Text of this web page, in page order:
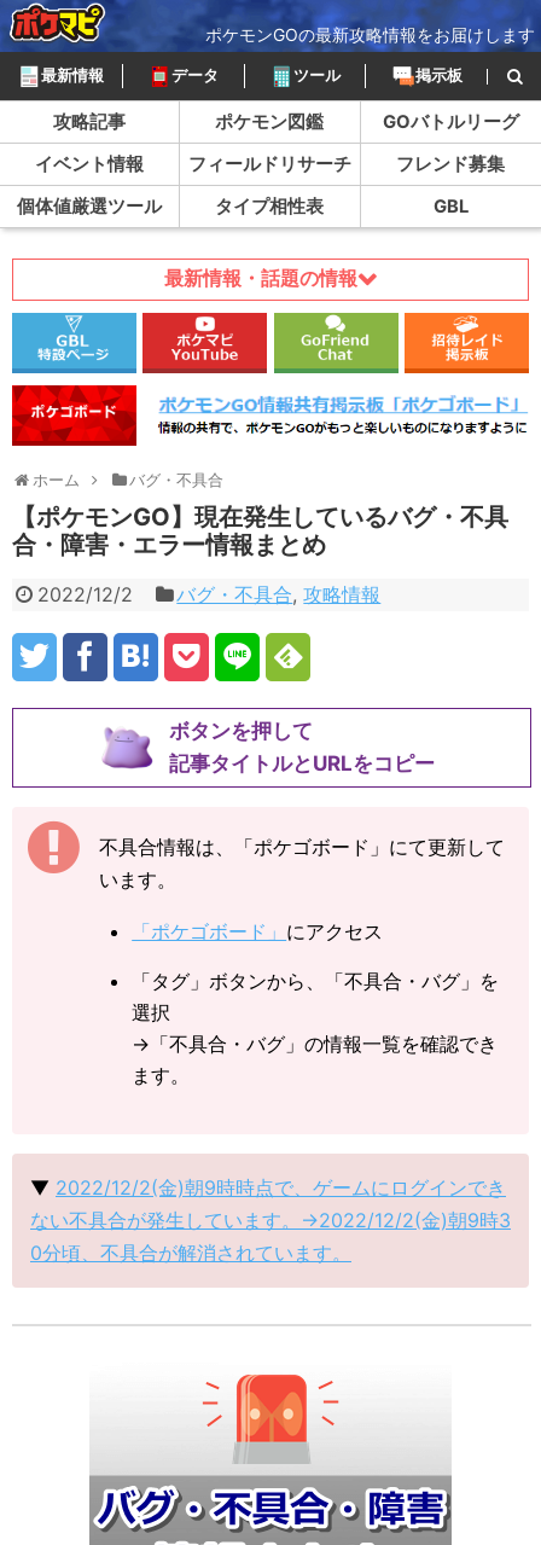
ポケモンGOの最新攻略情報をお届けします
最新情報 データ ツール 掲示板
攻略記事 ポケモン図鑑
GOバトルリーグ
イベント情報
フィールドリサーチ
フレンド募集
個体値厳選ツール
タイプ相性表 GBL
最新情報・話題の情報
ホーム バグ・不具合
【ポケモンGO】現在発生しているバグ・不具
合・障害・エラー情報まとめ
2022/12/2 バグ・不具合,攻略情報
ボタンを押して
記事タイトルとURLをコピー
不具合情報は、「ポケゴボード」にて更新して
います。
「ポケゴボード」 にアクセス
「タグ」ボタンから、「不具合・バグ」を
選択
→「不具合・バグ」の情報一覧を確認でき
ます。
▼ 2022/12/2(金)朝9時時点で、ゲームにログインでき
ない不具合が発生しています。→2022/12/2(金)朝9時3
0分頃、不具合が解消されています。